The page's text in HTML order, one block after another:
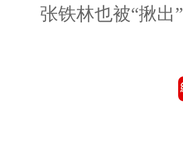
张铁林也被“揪出”